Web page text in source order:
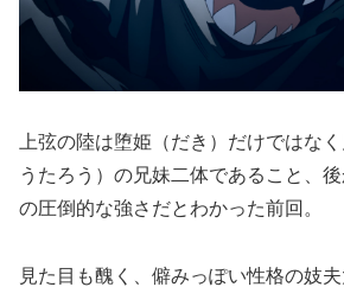
上弦の陸は堕姫（だき）だけではな
うたろう）の兄妹二体であること、
の圧倒的な強さだとわかった前回。
見た目も醜く、僻みっぽい性格の妓